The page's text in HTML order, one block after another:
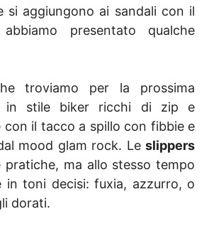
si aggiungono ai sandali con il
presentato qualche
troviamo per la prossima
in stile biker ricchi di zip e
con il tacco a spillo con fibbie e
mood glam rock. Le slippers
pratiche, ma allo stesso tempo
in toni decisi: fuxia, azzurro, o
dorati.